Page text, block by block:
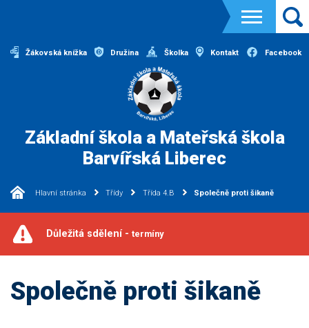
Žákovská knížka Družina Školka Kontakt Facebook
Základní škola a Mateřská škola
Barvířská Liberec
Hlavní stránka Třídy Třída 4.B Společně proti šikaně
Důležitá sdělení - termíny
Společně proti šikaně